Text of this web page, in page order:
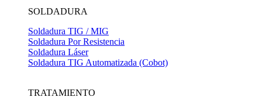
SOLDADURA
Soldadura TIG / MIG
Soldadura Por Resistencia
Soldadura Láser
Soldadura TIG Automatizada (Cobot)
TRATAMIENTO